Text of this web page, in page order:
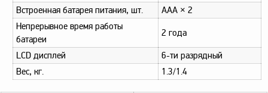
Аналоги запасных
частей из Артамида
ОБОРУДОВАНИЕ
БЕНЗОВОЗОВ И
МИНИ АЗС
Встроенная батарея питания, шт.
AAA × 2
Непрерывное время работы
батареи
2 года
LCD дисплей
6-ти разрядный
Вес, кг.
1.3/1.4